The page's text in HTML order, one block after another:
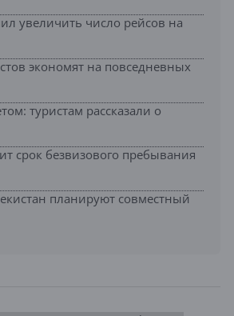
увеличить число рейсов на
экономят на повседневных
туристам рассказали о
срок безвизового пребывания
планируют совместный